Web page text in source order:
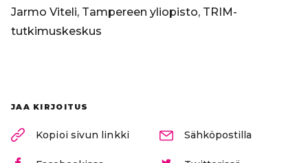
Jarmo Viteli, Tampereen yliopisto, TRIM-
tutkimuskeskus
JAA KIRJOITUS
Kopioi sivun linkki Sähköpostilla